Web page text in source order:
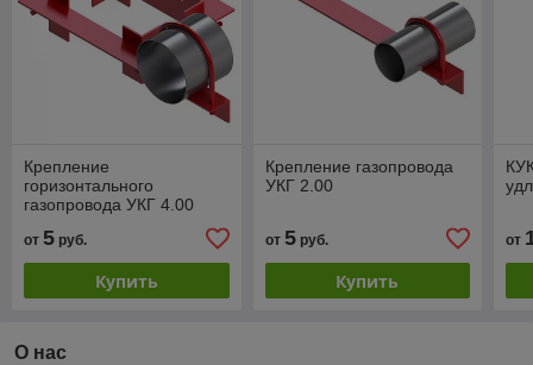
Крепление
горизонтального
газопровода УКГ 4.00
от 5 руб.
Купить
Крепление газопровода
УКГ 2.00
от 5руб.
Купить
от
О нас